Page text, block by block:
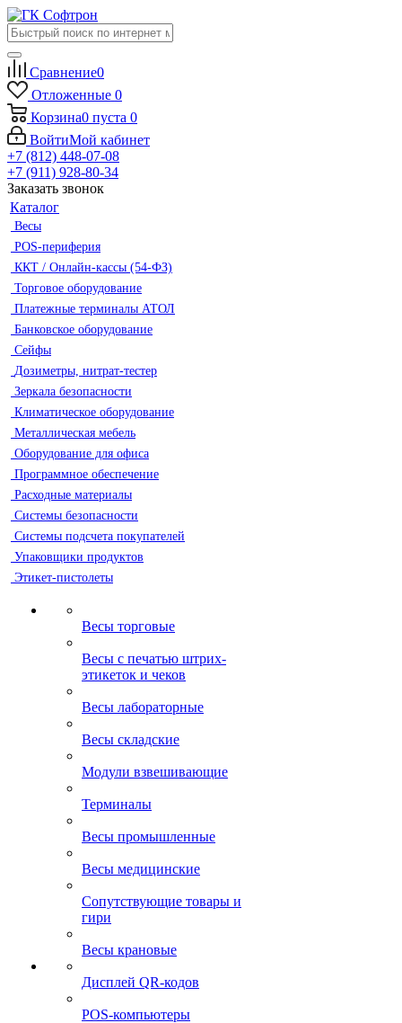
Сравнение0
Отложенные 0
Корзина0 пуста 0
ВойтиМой кабинет
+7 (812) 448-07-08
+7 (911) 928-80-34
Заказать звонок
Каталог
Весы
POS-периферия
ККТ / Онлайн-кассы (54-ФЗ)
Торговое оборудование
Платежные терминалы АТОЛ
Банковское оборудование
Сейфы
Дозиметры, нитрат-тестер
Зеркала безопасности
Климатическое оборудование
Металлическая мебель
Оборудование для офиса
Программное обеспечение
Расходные материалы
Системы безопасности
Системы подсчета покупателей
Упаковщики продуктов
Этикет-пистолеты
Весы торговые
Весы с печатью штрих-
этикеток и чеков
Весы лабораторные
Весы складские
Модули взвешивающие
Терминалы
Весы промышленные
Весы медицинские
Сопутствующие товары и
гири
Весы крановые
Дисплей QR-кодов
POS-компьютеры